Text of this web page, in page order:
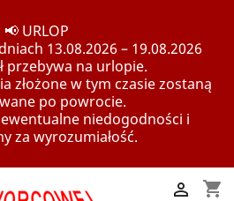
📢 URLOP
13.08.2026 – 19.08.2026
przebywa na urlopie.
złożone w tym czasie zostaną
po powrocie.
niedogodności i
za wyrozumiałość.
shopping_cart
